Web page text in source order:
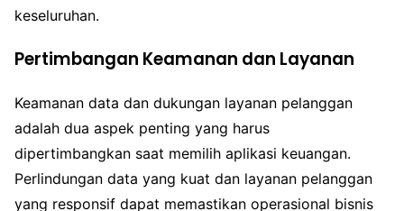
keseluruhan.
Pertimbangan Keamanan dan Layanan
Keamanan data dan dukungan layanan pelanggan
adalah dua aspek penting yang harus
dipertimbangkan saat memilih aplikasi keuangan.
Perlindungan data yang kuat dan layanan pelanggan
yang responsif dapat memastikan operasional bisnis